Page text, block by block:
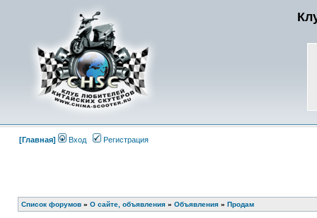
[Главная] Вход Регистрация
Список форумов » О сайте, объявления » Объявления » Продам